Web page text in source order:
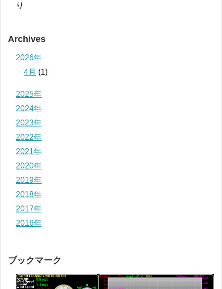
り
Archives
2026年
4月 (1)
2025年
2024年
2023年
2022年
2021年
2020年
2019年
2018年
2017年
2016年
ブックマーク